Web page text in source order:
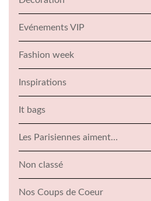
Evénements VIP
Fashion week
Inspirations
It bags
Les Parisiennes aiment…
Non classé
Nos Coups de Coeur